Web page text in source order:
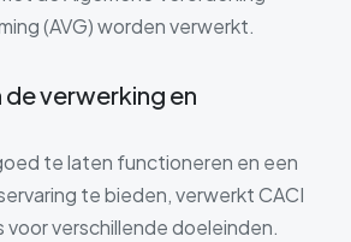
(AVG) worden verwerkt.
de verwerking en
te laten functioneren en een
te bieden, verwerkt CACI
verschillende doeleinden.